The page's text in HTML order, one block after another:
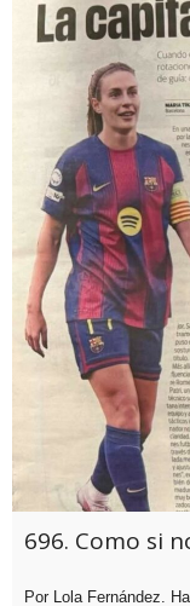
696. Como si
Por Lola Fernández.